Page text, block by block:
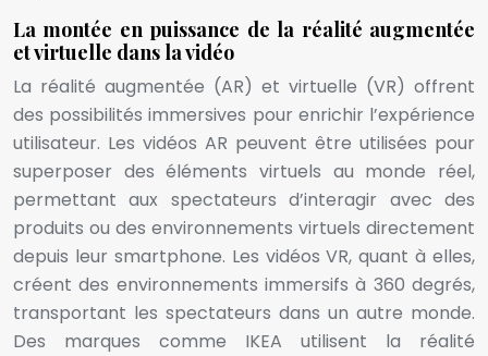
La montée en puissance de la réalité augmentée
et virtuelle dans la vidéo
La réalité augmentée (AR) et virtuelle (VR) offrent
des possibilités immersives pour enrichir l’expérience
utilisateur. Les vidéos AR peuvent être utilisées pour
superposer des éléments virtuels au monde réel,
permettant aux spectateurs d’interagir avec des
produits ou des environnements virtuels directement
depuis leur smartphone. Les vidéos VR, quant à elles,
créent des environnements immersifs à 360 degrés,
transportant les spectateurs dans un autre monde.
Des marques comme IKEA utilisent la réalité